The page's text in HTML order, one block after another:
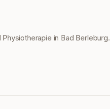
in Bad Berleburg.